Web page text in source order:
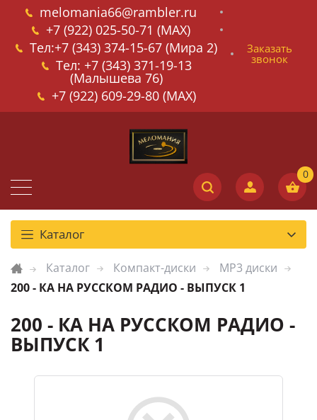
melomania66@rambler.ru
+7 (922) 025-50-71 (MAX)
Тел:+7 (343) 374-15-67 (Мира 2)
Тел: +7 (343) 371-19-13
(Малышева 76)
+7 (922) 609-29-80 (MAX)
Заказать
звонок
Каталог
Каталог Компакт-диски
MP3 диски
200 - КА НА РУССКОМ РАДИО - ВЫПУСК 1
200 - КА НА РУССКОМ РАДИО -
ВЫПУСК 1